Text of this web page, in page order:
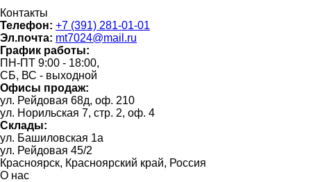
Контакты
Телефон: +7 (391) 281-01-01
Эл.почта: mt7024@mail.ru
График работы:
ПН-ПТ 9:00 - 18:00,
СБ, ВС - выходной
Офисы продаж:
ул. Рейдовая 68д, оф. 210
ул. Норильская 7, стр. 2, оф. 4
Склады:
ул. Башиловская 1а
ул. Рейдовая 45/2
Красноярск, Красноярский край, Россия
О нас